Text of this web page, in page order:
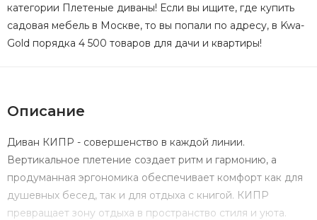
категории Плетеные диваны! Если вы ищите, где купить
садовая мебель в Москве, то вы попали по адресу, в Kwa-
Gold порядка 4 500 товаров для дачи и квартиры!
Описание
Диван КИПР - совершенство в каждой линии.
Вертикальное плетение создает ритм и гармонию, а
продуманная эргономика обеспечивает комфорт как для
душевных бесед, так и для отдыха с книгой. КИПР
превращает зону отдыха в пространство стиля и уюта.